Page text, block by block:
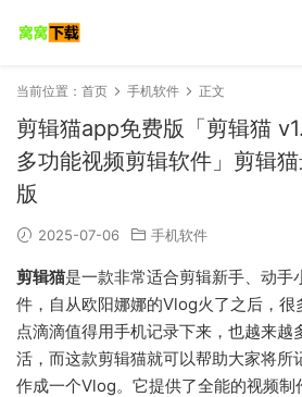
当前位置： 首页 手机软件 正文
剪辑猫app免费版「剪辑猫
多功能视频剪辑软件」剪辑
版
2025-07-06 手机软件
剪辑猫是一款非常适合剪辑新手、动手
件，自从欧阳娜娜的Vlog火了之后，很
点滴滴值得用手机记录下来，也越来越
活，而这款剪辑猫就可以帮助大家将所
作成一个Vlog。它提供了全能的视频制